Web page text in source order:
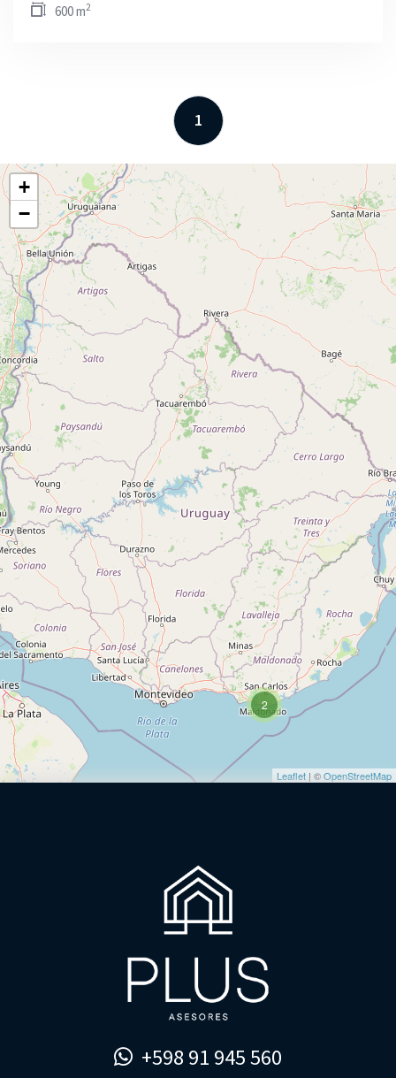
600 m2
1
2
+
−
Leaflet | ©OpenStreetMap
+598 91 945 560